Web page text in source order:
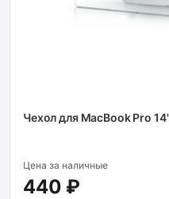
Чехол для MacBook Pro
Цена за наличные
440 ₽